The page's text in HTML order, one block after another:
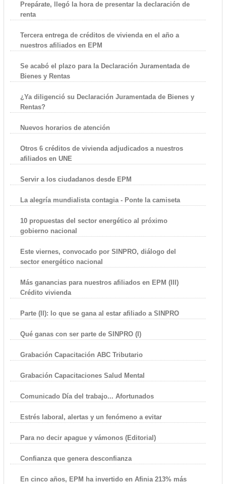
Prepárate, llegó la hora de presentar la declaración de
renta
Tercera entrega de créditos de vivienda en el año a
nuestros afiliados en EPM
Se acabó el plazo para la Declaración Juramentada de
Bienes y Rentas
¿Ya diligenció su Declaración Juramentada de Bienes y
Rentas?
Nuevos horarios de atención
Otros 6 créditos de vivienda adjudicados a nuestros
afiliados en UNE
Servir a los ciudadanos desde EPM
La alegría mundialista contagia - Ponte la camiseta
10 propuestas del sector energético al próximo
gobierno nacional
Este viernes, convocado por SINPRO, diálogo del
sector energético nacional
Más ganancias para nuestros afiliados en EPM (III)
Crédito vivienda
Parte (II): lo que se gana al estar afiliado a SINPRO
Qué ganas con ser parte de SINPRO (I)
Grabación Capacitación ABC Tributario
Grabación Capacitaciones Salud Mental
Comunicado Día del trabajo... Afortunados
Estrés laboral, alertas y un fenómeno a evitar
Para no decir apague y vámonos (Editorial)
Confianza que genera desconfianza
En cinco años, EPM ha invertido en Afinia 213% más